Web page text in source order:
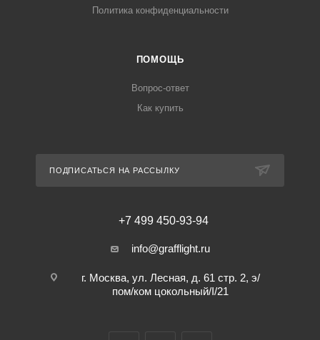
Политика конфиденциальности
ПОМОЩЬ
Вопрос-ответ
Как купить
ПОДПИСАТЬСЯ НА РАССЫЛКУ
+7 499 450-93-94
info@grafflight.ru
г. Москва, ул. Лесная, д. 61 стр. 2, э/
пом/ком цокольный/I/21